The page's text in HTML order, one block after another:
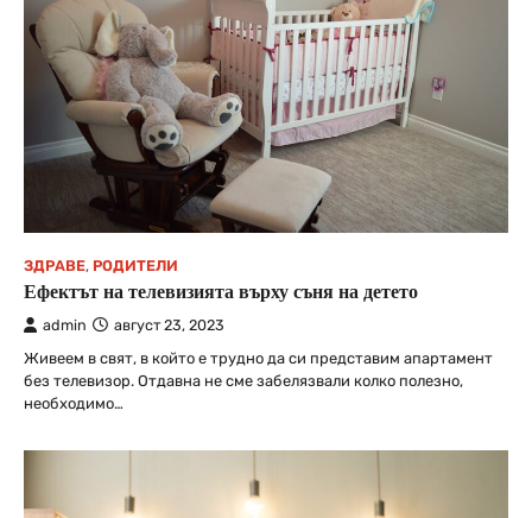
ЗДРАВЕ, РОДИТЕЛИ
Ефектът на телевизията върху съня на детето
admin
август 23, 2023
Живеем в свят, в който е трудно да си представим апартамент
без телевизор. Отдавна не сме забелязвали колко полезно,
необходимо…